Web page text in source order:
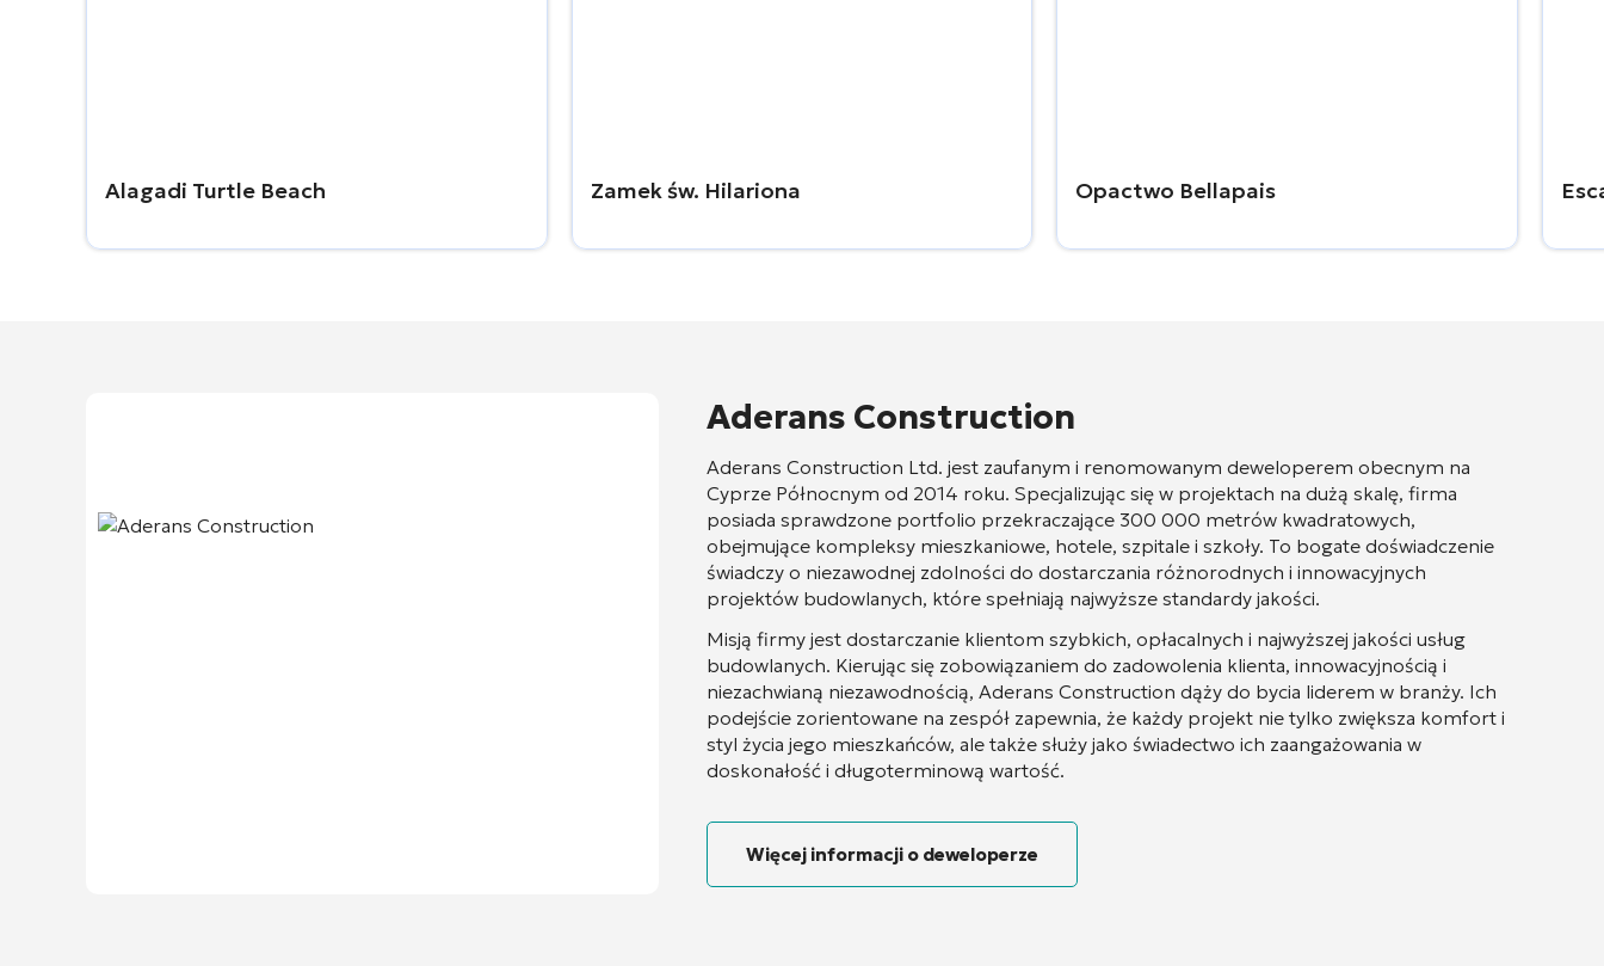
Alagadi Turtle Beach Zamek św. Hilariona Opactwo Bellapais
Aderans Construction
Aderans Construction Ltd. jest zaufanym i renomowanym deweloperem obecnym na
Cyprze Północnym od 2014 roku. Specjalizując się w projektach na dużą skalę, firma
posiada sprawdzone portfolio przekraczające 300 000 metrów kwadratowych,
obejmujące kompleksy mieszkaniowe, hotele, szpitale i szkoły. To bogate doświadczenie
świadczy o niezawodnej zdolności do dostarczania różnorodnych i innowacyjnych
projektów budowlanych, które spełniają najwyższe standardy jakości.
Misją firmy jest dostarczanie klientom szybkich, opłacalnych i najwyższej jakości usług
budowlanych. Kierując się zobowiązaniem do zadowolenia klienta, innowacyjnością i
niezachwianą niezawodnością, Aderans Construction dąży do bycia liderem w branży. Ich
podejście zorientowane na zespół zapewnia, że każdy projekt nie tylko zwiększa komfort i
styl życia jego mieszkańców, ale także służy jako świadectwo ich zaangażowania w
doskonałość i długoterminową wartość.
Więcej informacji o deweloperze